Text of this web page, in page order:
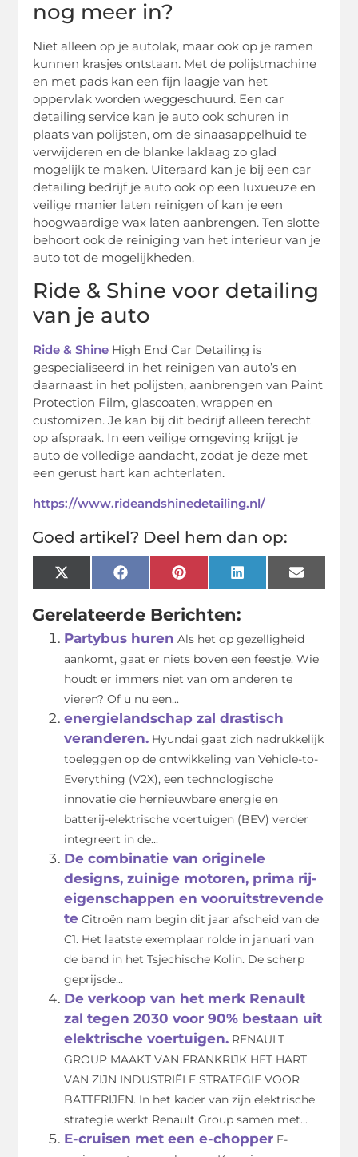
nog meer in?
Niet alleen op je autolak, maar ook op je ramen
kunnen krasjes ontstaan. Met de polijstmachine
en met pads kan een fijn laagje van het
oppervlak worden weggeschuurd. Een car
detailing service kan je auto ook schuren in
plaats van polijsten, om de sinaasappelhuid te
verwijderen en de blanke laklaag zo glad
mogelijk te maken. Uiteraard kan je bij een car
detailing bedrijf je auto ook op een luxueuze en
veilige manier laten reinigen of kan je een
hoogwaardige wax laten aanbrengen. Ten slotte
behoort ook de reiniging van het interieur van je
auto tot de mogelijkheden.
Ride & Shine voor detailing
van je auto
Ride & Shine High End Car Detailing is
gespecialiseerd in het reinigen van auto’s en
daarnaast in het polijsten, aanbrengen van Paint
Protection Film, glascoaten, wrappen en
customizen. Je kan bij dit bedrijf alleen terecht
op afspraak. In een veilige omgeving krijgt je
auto de volledige aandacht, zodat je deze met
een gerust hart kan achterlaten.
https://www.rideandshinedetailing.nl/
Goed artikel? Deel hem dan op:
X
(Twitter)
FacebookPinterestLinkedInEmail
Gerelateerde Berichten:
Partybus huren Als het op gezelligheid
aankomt, gaat er niets boven een feestje. Wie
houdt er immers niet van om anderen te
vieren? Of u nu een...
energielandschap zal drastisch
veranderen. Hyundai gaat zich nadrukkelijk
toeleggen op de ontwikkeling van Vehicle-to-
Everything (V2X), een technologische
innovatie die hernieuwbare energie en
batterij-elektrische voertuigen (BEV) verder
integreert in de...
De combinatie van originele
designs, zuinige motoren, prima rij-
eigenschappen en vooruitstrevende
te Citroën nam begin dit jaar afscheid van de
C1. Het laatste exemplaar rolde in januari van
de band in het Tsjechische Kolin. De scherp
geprijsde...
De verkoop van het merk Renault
zal tegen 2030 voor 90% bestaan uit
elektrische voertuigen. RENAULT
GROUP MAAKT VAN FRANKRIJK HET HART
VAN ZIJN INDUSTRIËLE STRATEGIE VOOR
BATTERIJEN. In het kader van zijn elektrische
strategie werkt Renault Group samen met...
E-cruisen met een e-chopper E-